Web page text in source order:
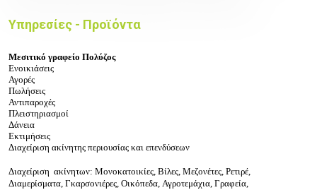
Υπηρεσίες - Προϊόντα
Μεσιτικό γραφείο Πολύζος
Ενοικιάσεις
Αγορές
Πωλήσεις
Αντιπαροχές
Πλειστηριασμοί
Δάνεια
Εκτιμήσεις
Διαχείριση ακίνητης περιουσίας και επενδύσεων
Διαχείριση ακίνητων: Μονοκατοικίες, Βίλες, Μεζονέτες, Ρετιρέ,
Διαμερίσματα, Γκαρσονιέρες, Οικόπεδα, Αγροτεμάχια, Γραφεία,